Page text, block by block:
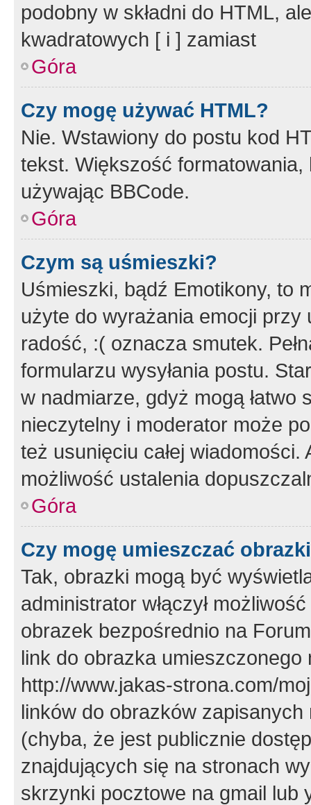
podobny w składni do HTML,
kwadratowych [ i ] zamiast
Góra
Czy mogę używać HTML?
Nie. Wstawiony do postu kod
tekst. Większość
używając BBCode.
Góra
Czym są uśmieszki?
Uśmieszki, bądź Emotikony, to
użyte do wyrażania emocji
radość, :( oznacza smutek.
formularzu wysyłania postu.
w nadmiarze, gdyż mogą
nieczytelny i moderator może
też usunięciu całej
możliwość ustalenia
Góra
Czy mogę umieszczać
Tak, obrazki mogą być
administrator włączył
obrazek bezpośrednio na
link do obrazka
http://www.jakas-strona.com/
linków do obrazków
(chyba, że jest publicznie
znajdujących się na stronach
skrzynki pocztowe na gmail lub